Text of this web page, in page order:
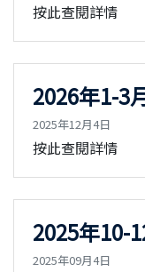
按此查閱詳情
2026年1-3
2025年12月4日
按此查閱詳情
2025年10-
2025年09月4日